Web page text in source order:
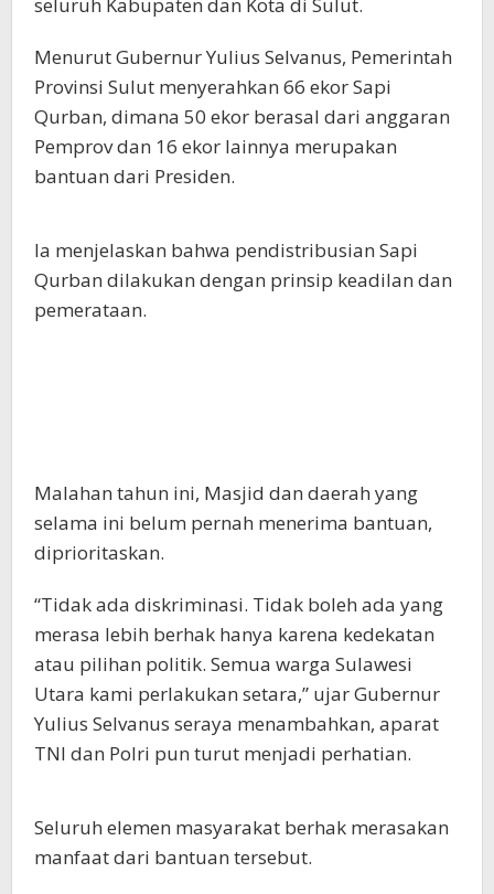
Menurut Gubernur Yulius Selvanus, Pemerintah
Provinsi Sulut menyerahkan 66 ekor Sapi
Qurban, dimana 50 ekor berasal dari anggaran
Pemprov dan 16 ekor lainnya merupakan
bantuan dari Presiden.
Ia menjelaskan bahwa pendistribusian Sapi
Qurban dilakukan dengan prinsip keadilan dan
pemerataan.
Malahan tahun ini, Masjid dan daerah yang
selama ini belum pernah menerima bantuan,
diprioritaskan.
“Tidak ada diskriminasi. Tidak boleh ada yang
merasa lebih berhak hanya karena kedekatan
atau pilihan politik. Semua warga Sulawesi
Utara kami perlakukan setara,” ujar Gubernur
Yulius Selvanus seraya menambahkan, aparat
TNI dan Polri pun turut menjadi perhatian.
Seluruh elemen masyarakat berhak merasakan
manfaat dari bantuan tersebut.